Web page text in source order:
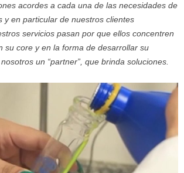
acordes a cada una de las necesidades de
y en particular de nuestros clientes
servicios pasan por que ellos concentren
su core y en la forma de desarrollar su
un “partner”, que brinda soluciones.